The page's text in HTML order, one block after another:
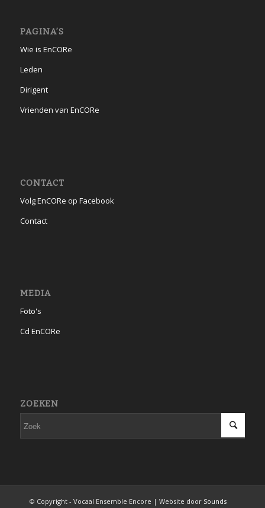
PAGINA’S
Wie is EnCORe
Leden
Dirigent
Vrienden van EnCORe
CONTACT
Volg EnCORe op Facebook
Contact
MEDIA
Foto's
Cd EnCORe
ZOEKEN
© Copyright - Vocaal Ensemble Encore | Website door Sounds